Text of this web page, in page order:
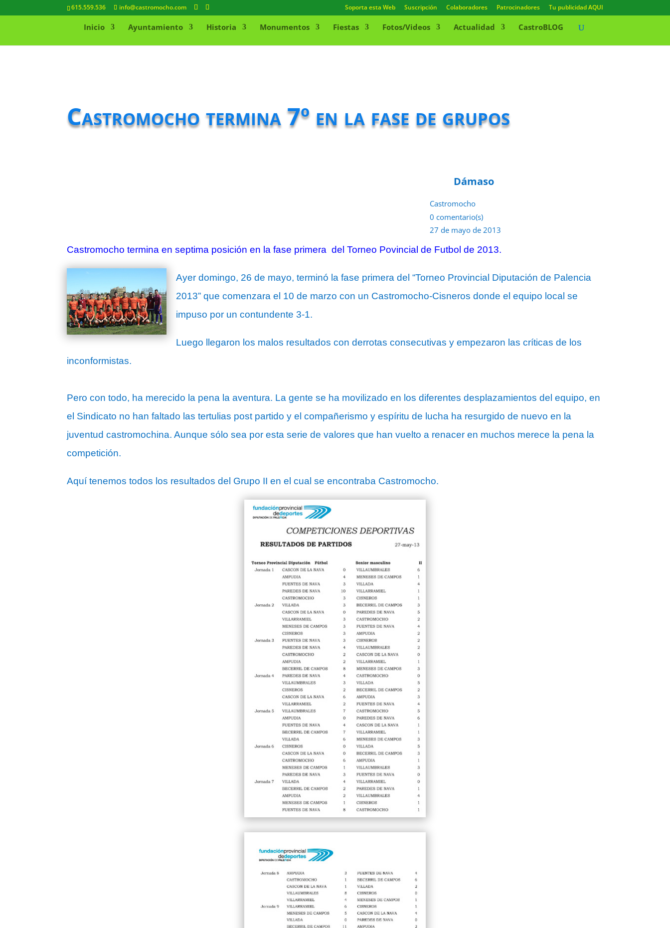
615.559.536 info@castromocho.com Soporta esta Web Suscripción Colaboradores Patrocinadores Tu publicidad AQUI
Inicio Ayuntamiento Historia Monumentos Fiestas Fotos/Videos Actualidad CastroBLOG
Castromocho termina 7º en la fase de grupos
Dámaso
Castromocho
0 comentario(s)
27 de mayo de 2013
Castromocho termina en septima posición en la fase primera del Torneo Povincial de Futbol de 2013.
Ayer domingo, 26 de mayo, terminó la fase primera del “Torneo Provincial Diputación de Palencia
2013” que comenzara el 10 de marzo con un Castromocho-Cisneros donde el equipo local se
impuso por un contundente 3-1.
Luego llegaron los malos resultados con derrotas consecutivas y empezaron las críticas de los
inconformistas.
Pero con todo, ha merecido la pena la aventura. La gente se ha movilizado en los diferentes desplazamientos del equipo, en
el Sindicato no han faltado las tertulias post partido y el compañerismo y espíritu de lucha ha resurgido de nuevo en la
juventud castromochina. Aunque sólo sea por esta serie de valores que han vuelto a renacer en muchos merece la pena la
competición.
Aquí tenemos todos los resultados del Grupo II en el cual se encontraba Castromocho.